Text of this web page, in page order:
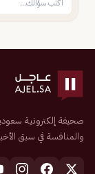
والمنافسة في سبق